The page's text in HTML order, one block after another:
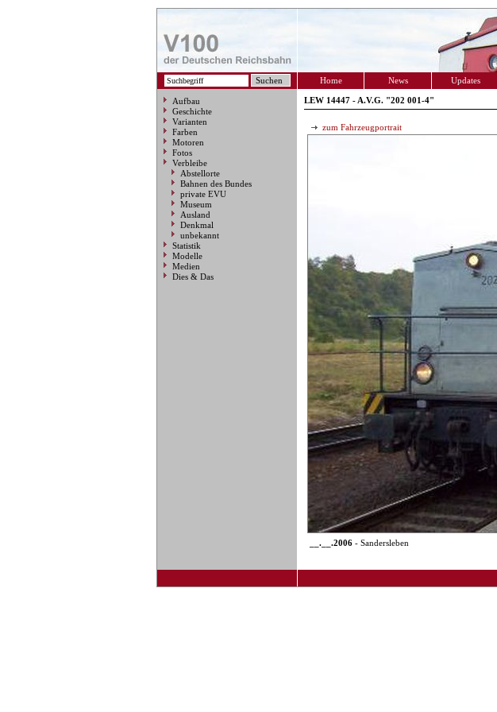
Home News Updates
Aufbau
Geschichte
Varianten
Farben
Motoren
Fotos
Verbleibe
Abstellorte
Bahnen des Bundes
private EVU
Museum
Ausland
Denkmal
unbekannt
Statistik
Modelle
Medien
Dies & Das
LEW 14447 - A.V.G. "202 001-4"
zum Fahrzeugportrait
__.__.2006 - Sandersleben